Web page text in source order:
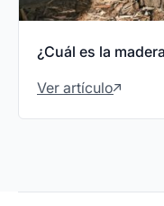
¿Cuál es la
Ver artículo